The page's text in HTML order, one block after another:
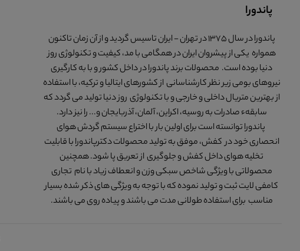
پاندورا
پاندورا در سال 1375 در تهران - ایران تاسیس گردید و از آن زمان تاکنون
همواره یکی از پیشروان ایران در همگامی با مد، کیفیت و تکنولوژی روز
دنیا بوده است. محصولات برند پاندورا در داخل کشور و با به کارگیری
نیروهای بومی زیر نظر کارشناسانی از کشورهای ایتالیا و ترکیه، با استفاده
از بهترین متریال داخلی و خارجی و با تکنولوژی روز دنیا تولید می گردد که
سابقهء صادرات به روسیه، اکراین، آلمان، آذربایجان و... را نیز دارد.
پاندورا توانسته است برای اولین بار با اختراع سیستم گردش هوای
انحصاری خود در کفش، موفق به تولید محصولات دکترپاندورا با قابلیت
تخلیه هوای داخل کفش و جلوگیری از تعریق پا شود. همچنین
محصولاتی با ویژگی شاخص سبکی وزن و انعطاف زیاد با نام تجاری
کامفی لایت ثبت و تولید نموده که با توجه به ویژگی های ذکر شده بسیار
مناسب برای استفاده طولانی مدت می باشند و پیاده روی می باشند.